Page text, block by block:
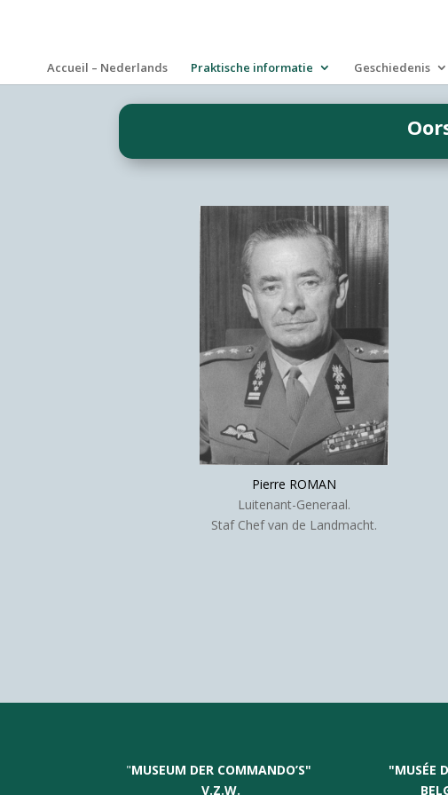
Accueil – Nederlands Praktische informatie Geschiedenis
Pierre ROMAN
Luitenant-Generaal.
Staf Chef van de Landmacht.
"MUSEUM DER COMMANDO’S"
V.Z.W.
"MUSÉE